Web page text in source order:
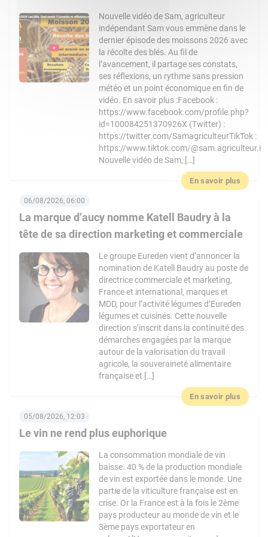
Nouvelle vidéo de Sam, agriculteur
indépendant Sam vous emmène dans le
dernier épisode des moissons 2026 avec
la récolte des blés. Au fil de
l’avancement, il partage ses constats,
ses réflexions, un rythme sans pression
météo et un point économique en fin de
vidéo. En savoir plus :Facebook :
https://www.facebook.com/profile.php?
id=100084251370926X (Twitter) :
https://twitter.com/SamagriculteurTikTok :
https://www.tiktok.com/@sam.agriculteur.i
Nouvelle vidéo de Sam, […]
En savoir plus
La marque d’aucy nomme Katell Baudry à la
tête de sa direction marketing et commerciale
06/08/2026, 06:00
Le groupe Eureden vient d’annoncer la
nomination de Katell Baudry au poste de
directrice commerciale et marketing,
France et international, marques et
MDD, pour l’activité légumes d’Eureden
légumes et cuisinés. Cette nouvelle
direction s’inscrit dans la continuité des
démarches engagées par la marque
autour de la valorisation du travail
agricole, la souveraineté alimentaire
française et […]
En savoir plus
Le vin ne rend plus euphorique
05/08/2026, 12:03
La consommation mondiale de vin
baisse. 40 % de la production mondiale
de vin est exportée dans le monde. Une
partie de la viticulture française est en
crise. Or la France est à la fois le 2ème
pays producteur au monde de vin et le
3ème pays exportateur en